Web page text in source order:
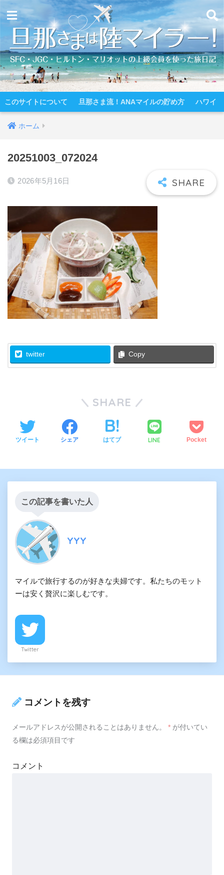
このサイトについて 旦那さま流！ANAマイルの貯め方 ハワイ
ホーム
20251003_072024
2026年5月16日
twitter Copy
SHARE
ツイート シェア はてブ LINE Pocket
この記事を書いた人
YYY
マイルで旅行するのが好きな夫婦です。私たちのモット
ーは安く贅沢に楽しむです。
Twitter
コメントを残す
メールアドレスが公開されることはありません。 * が付いてい
る欄は必須項目です
コメント